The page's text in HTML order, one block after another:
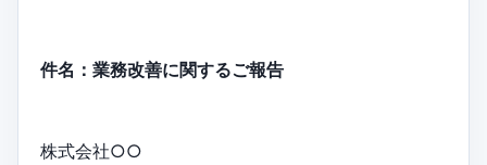
件名：業務改善に関するご報告
株式会社○○